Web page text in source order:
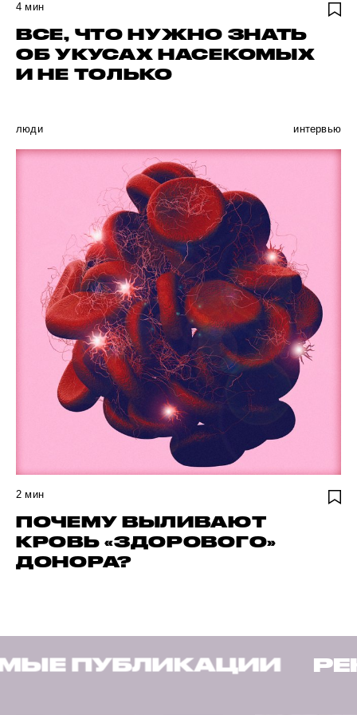
4 мин
ВСЕ, ЧТО НУЖНО ЗНАТЬ
ОБ УКУСАХ НАСЕКОМЫХ
И НЕ ТОЛЬКО
люди интервью
2 мин
ПОЧЕМУ ВЫЛИВАЮТ
КРОВЬ «ЗДОРОВОГО»
ДОНОРА?